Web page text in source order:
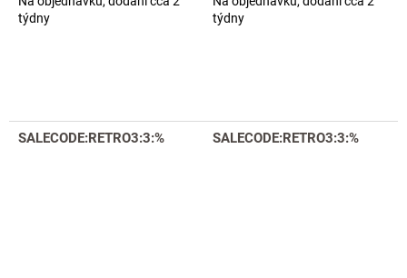
týdny
týdny
SALECODE:RETRO3:3:% SALECODE:RETRO3:3:%